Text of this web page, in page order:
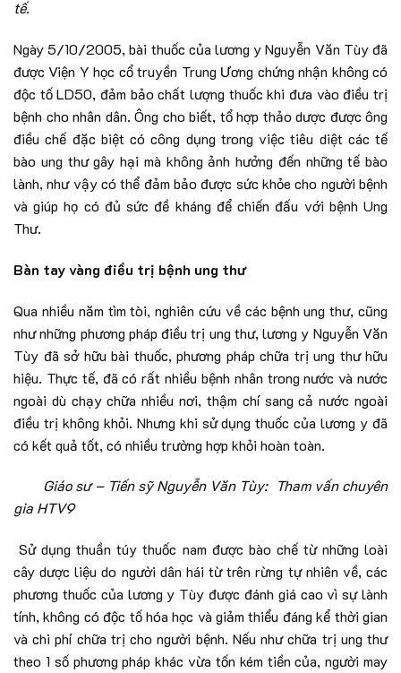
tế.
Ngày 5/10/2005, bài thuốc của lương y Nguyễn Văn Tùy đã
được Viện Y học cổ truyền Trung Ương chứng nhận không có
độc tố LD50, đảm bảo chất lượng thuốc khi đưa vào điều trị
bệnh cho nhân dân. Ông cho biết, tổ hợp thảo dược được ông
điều chế đặc biệt có công dụng trong việc tiêu diệt các tế
bào ung thư gây hại mà không ảnh hưởng đến những tế bào
lành, như vậy có thể đảm bảo được sức khỏe cho người bệnh
và giúp họ có đủ sức đề kháng để chiến đấu với bệnh Ung
Thư.
Bàn tay vàng điều trị bệnh ung thư
Qua nhiều năm tìm tòi, nghiên cứu về các bệnh ung thư, cũng
như những phương pháp điều trị ung thư, lương y Nguyễn Văn
Tùy đã sở hữu bài thuốc, phương pháp chữa trị ung thư hữu
hiệu. Thực tế, đã có rất nhiều bệnh nhân trong nước và nước
ngoài dù chạy chữa nhiều nơi, thậm chí sang cả nước ngoài
điều trị không khỏi. Nhưng khi sử dụng thuốc của lương y đã
có kết quả tốt, có nhiều trường hợp khỏi hoàn toàn.
Giáo sư – Tiến sỹ Nguyễn Văn Tùy: Tham vấn chuyên
gia HTV9
Sử dụng thuần túy thuốc nam được bào chế từ những loài
cây dược liệu do người dân hái từ trên rừng tự nhiên về, các
phương thuốc của lương y Tùy được đánh giá cao vì sự lành
tính, không có độc tố hóa học và giảm thiểu đáng kể thời gian
và chi phí chữa trị cho người bệnh. Nếu như chữa trị ung thư
theo 1 số phương pháp khác vừa tốn kém tiền của, người may